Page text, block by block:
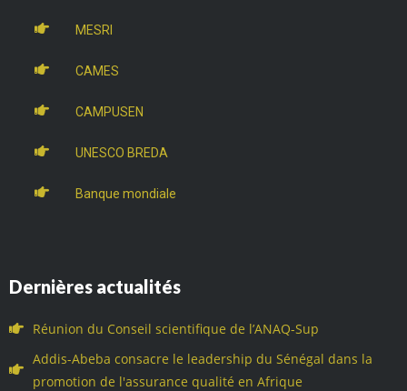
MESRI
CAMES
CAMPUSEN
UNESCO BREDA
Banque mondiale
Dernières actualités
Réunion du Conseil scientifique de l’ANAQ-Sup
Addis-Abeba consacre le leadership du Sénégal dans la
promotion de l'assurance qualité en Afrique